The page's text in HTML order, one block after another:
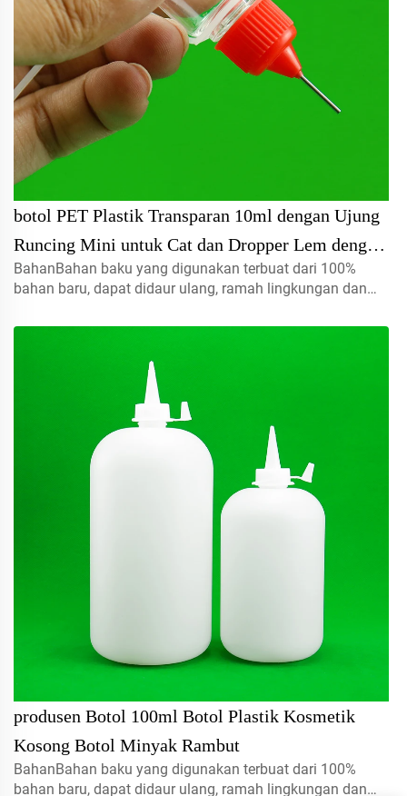
botol PET Plastik Transparan 10ml dengan Ujung
Runcing Mini untuk Cat dan Dropper Lem dengan
Pompa serta Jenis Segel Tutup Sampel Gratis
BahanBahan baku yang digunakan terbuat dari 100%
bahan baru, dapat didaur ulang, ramah lingkungan dan
15mlhubungi kami untuk pesanan khususTutup semprot,
produsen Botol 100ml Botol Plastik Kosmetik
Kosong Botol Minyak Rambut
BahanBahan baku yang digunakan terbuat dari 100%
bahan baru, dapat didaur ulang, ramah lingkungan dan